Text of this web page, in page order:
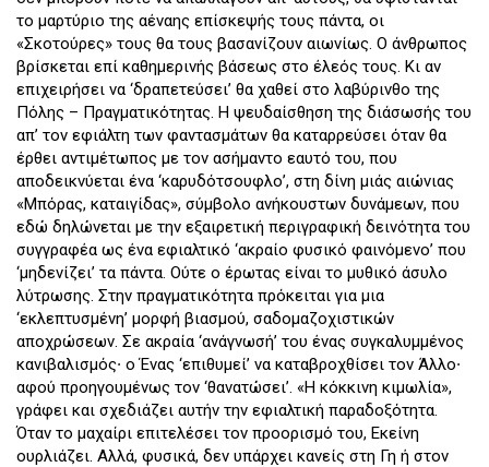
το μαρτύριο της αέναης επίσκεψής τους πάντα, οι
«Σκοτούρες» τους θα τους βασανίζουν αιωνίως. Ο άνθρωπος
βρίσκεται επί καθημερινής βάσεως στο έλεός τους. Κι αν
επιχειρήσει να ‘δραπετεύσει’ θα χαθεί στο λαβύρινθο της
Πόλης – Πραγματικότητας. Η ψευδαίσθηση της διάσωσής του
απ’ τον εφιάλτη των φαντασμάτων θα καταρρεύσει όταν θα
έρθει αντιμέτωπος με τον ασήμαντο εαυτό του, που
αποδεικνύεται ένα ‘καρυδότσουφλο’, στη δίνη μιάς αιώνιας
«Μπόρας, καταιγίδας», σύμβολο ανήκουστων δυνάμεων, που
εδώ δηλώνεται με την εξαιρετική περιγραφική δεινότητα του
συγγραφέα ως ένα εφιαλτικό ‘ακραίο φυσικό φαινόμενο’ που
‘μηδενίζει’ τα πάντα. Ούτε ο έρωτας είναι το μυθικό άσυλο
λύτρωσης. Στην πραγματικότητα πρόκειται για μια
‘εκλεπτυσμένη’ μορφή βιασμού, σαδομαζοχιστικών
αποχρώσεων. Σε ακραία ‘ανάγνωσή’ του ένας συγκαλυμμένος
κανιβαλισμός∙ ο Ένας ‘επιθυμεί’ να καταβροχθίσει τον Άλλο∙
αφού προηγουμένως τον ‘θανατώσει’. «Η κόκκινη κιμωλία»,
γράφει και σχεδιάζει αυτήν την εφιαλτική παραδοξότητα.
Όταν το μαχαίρι επιτελέσει τον προορισμό του, Εκείνη
ουρλιάζει. Αλλά, φυσικά, δεν υπάρχει κανείς στη Γη ή στον